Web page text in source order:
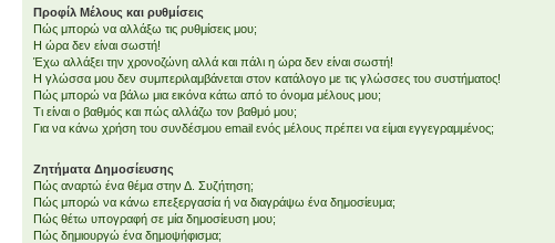
Προφίλ Μέλους και ρυθμίσεις
Πώς μπορώ να αλλάξω τις ρυθμίσεις μου;
Η ώρα δεν είναι σωστή!
Έχω αλλάξει την χρονοζώνη αλλά και πάλι η ώρα δεν είναι σωστή!
Η γλώσσα μου δεν συμπεριλαμβάνεται στον κατάλογο με τις γλώσσες του συστήματος!
Πώς μπορώ να βάλω μια εικόνα κάτω από το όνομα μέλους μου;
Τι είναι ο βαθμός και πώς αλλάζω τον βαθμό μου;
Για να κάνω χρήση του συνδέσμου email ενός μέλους πρέπει να είμαι εγγεγραμμένος;
Ζητήματα Δημοσίευσης
Πώς αναρτώ ένα θέμα στην Δ. Συζήτηση;
Πώς μπορώ να κάνω επεξεργασία ή να διαγράψω ένα δημοσίευμα;
Πώς θέτω υπογραφή σε μία δημοσίευση μου;
Πώς δημιουργώ ένα δημοψήφισμα;